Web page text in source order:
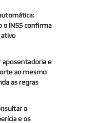
o INSS confirma
aposentadoria e
ao mesmo
as regras
o
e os